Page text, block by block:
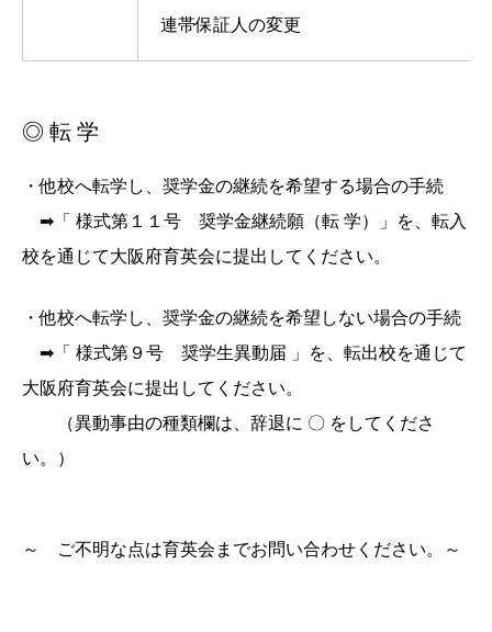
連帯保証人の変更
◎ 転 学
・他校へ転学し、奨学金の継続を希望する場合の手続
➡「 様式第１１号 奨学金継続願（転 学）」を、転入
校を通じて大阪府育英会に提出してください。
・他校へ転学し、奨学金の継続を希望しない場合の手続
➡「 様式第９号 奨学生異動届 」を、転出校を通じて
大阪府育英会に提出してください。
（異動事由の種類欄は、辞退に 〇 をしてくださ
い。）
～ ご不明な点は育英会までお問い合わせください。～